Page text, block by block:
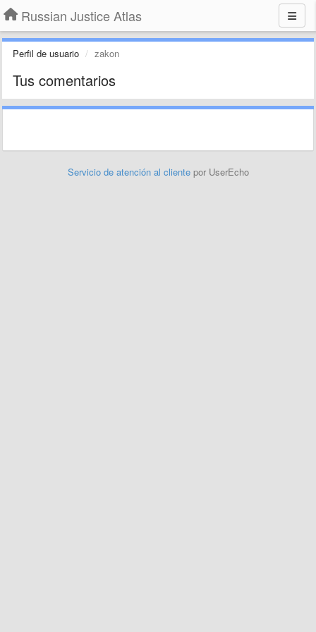
Russian Justice Atlas
Perfil de usuario zakon
Tus comentarios
Servicio de atención al cliente por UserEcho